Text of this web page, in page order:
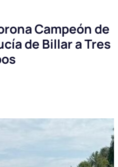
Campeón de
de Billar a Tres